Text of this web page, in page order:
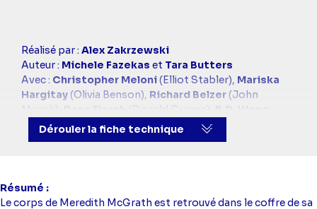
Casting
simba
Réalisé par : Alex Zakrzewski
Auteur : Michele Fazekas et Tara Butters
Avec : Christopher Meloni(Elliot Stabler), Mariska
Hargitay (Olivia Benson), Richard Belzer (John
Munch),
(Donald Cragen),
(George Huang)
Dérouler la fiche technique
Résumé
Le corps de Meredith McGrath est retrouvé dans le coffre de sa